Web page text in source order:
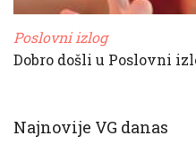
Poslovni izlog
Dobro došli u Poslovni
Najnovije VG danas